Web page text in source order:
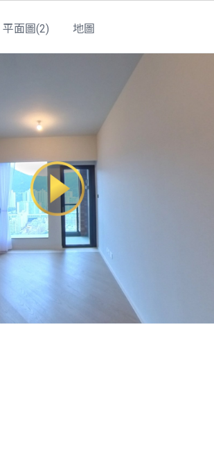
平面圖(2) 地圖